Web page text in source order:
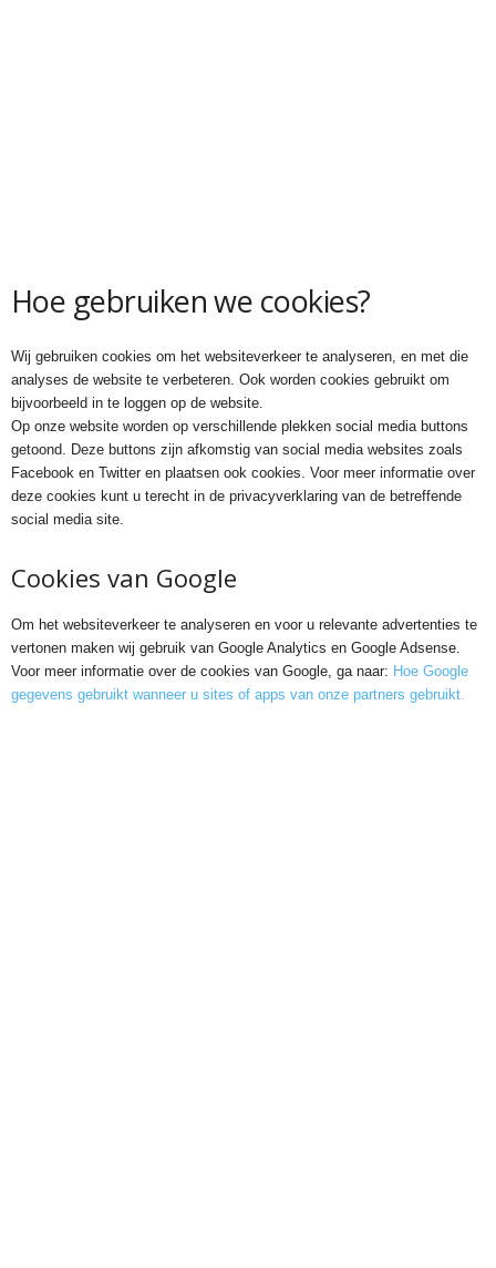
Hoe gebruiken we cookies?
Wij gebruiken cookies om het websiteverkeer te analyseren, en met die
analyses de website te verbeteren. Ook worden cookies gebruikt om
bijvoorbeeld in te loggen op de website.
Op onze website worden op verschillende plekken social media buttons
getoond. Deze buttons zijn afkomstig van social media websites zoals
Facebook en Twitter en plaatsen ook cookies. Voor meer informatie over
deze cookies kunt u terecht in de privacyverklaring van de betreffende
social media site.
Cookies van Google
Om het websiteverkeer te analyseren en voor u relevante advertenties te
vertonen maken wij gebruik van Google Analytics en Google Adsense.
Voor meer informatie over de cookies van Google, ga naar: Hoe Google
gegevens gebruikt wanneer u sites of apps van onze partners gebruikt.